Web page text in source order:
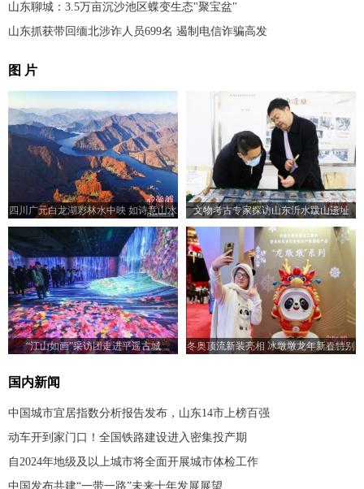
山东聊城：3.5万亩沉沙池区蝶变生态"聚宝盆"
山东抓获带回缅北涉诈人员699名 遏制电信诈骗高发
图 片
四川广元白龙湖彩林水中映 如诗意山水
画引人入胜
文物考古专家探访山东沂水跋山遗址
“江山如画”采访团走进平遥古城
冬奥顶流新装亮相 冰墩墩龙年新春特别
国内新闻
中国城市宜居指数分析报告发布，山东14市上榜百强
动车开到家门口！全国铁路建设进入密集投产期
自2024年地级及以上城市将全面开展城市体检工作
中国发布共建“一带一路”未来十年发展展望